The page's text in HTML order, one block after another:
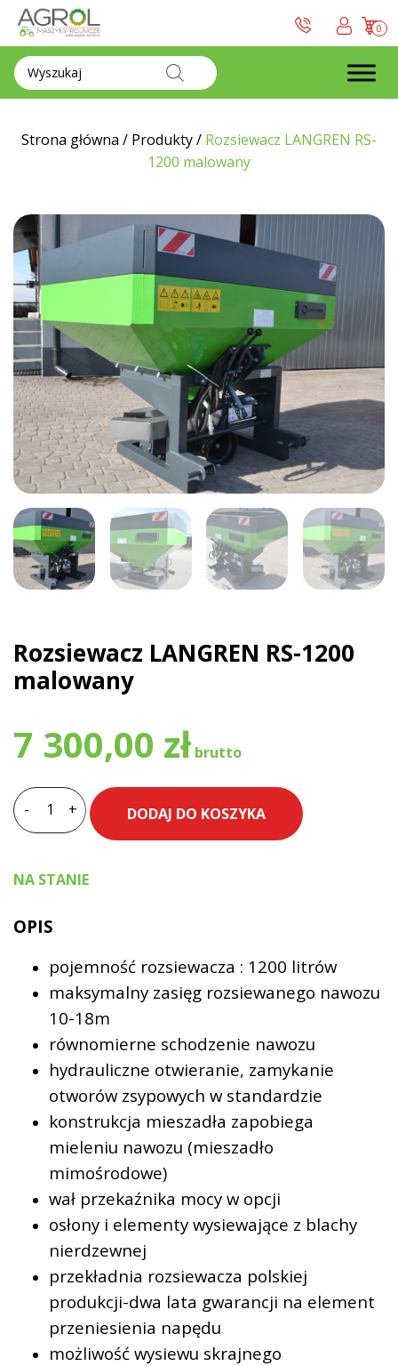
0
Wyszukiwarka
produktów
Strona główna / Produkty/ Rozsiewacz LANGREN RS-
1200 malowany
Rozsiewacz LANGREN RS-1200
malowany
7 300,00 zł
-
ilość
RS-
malowany
+ DODAJ DO KOSZYKA
NA STANIE
OPIS
pojemność rozsiewacza : 1200 litrów
maksymalny zasięg rozsiewanego nawozu
10-18m
równomierne schodzenie nawozu
hydrauliczne otwieranie, zamykanie
otworów zsypowych w standardzie
konstrukcja mieszadła zapobiega
mieleniu nawozu (mieszadło
mimośrodowe)
wał przekaźnika mocy w opcji
osłony i elementy wysiewające z blachy
nierdzewnej
przekładnia rozsiewacza polskiej
produkcji-dwa lata gwarancji na element
przeniesienia napędu
możliwość wysiewu skrajnego